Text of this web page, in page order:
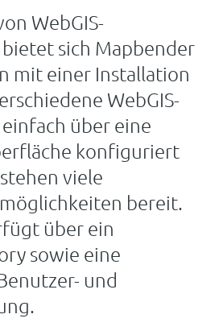
WebGIS-
sich Mapbender
mit einer Installation
WebGIS-
über eine
konfiguriert
viele
bereit.
über ein
sowie eine
und